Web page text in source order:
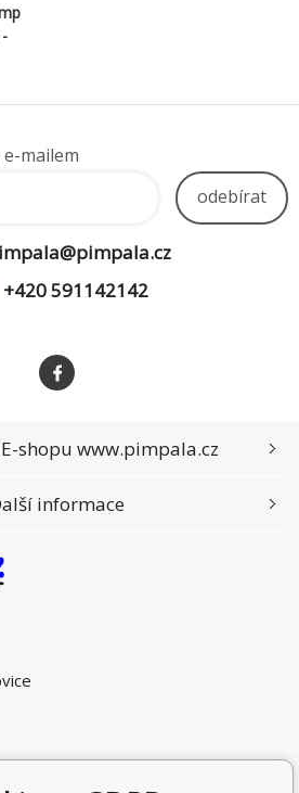
mailem
odebírat
+420 591142142
shopu www.pimpala.cz
informace